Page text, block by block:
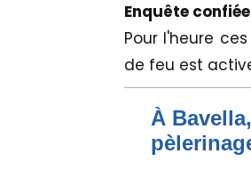
Enquête
Pour l'heure
de feu est
À